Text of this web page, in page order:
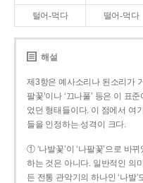
털어-먹다 떨어-먹다
해설
제3항은 예사소리나 된소리가
팔꽃’이나 ‘끄나풀’ 등은 이 표
었던 형태들이다. 이 점에서 여
들을 인정하는 성격이 크다.
① ‘나발꽃’이 ‘나팔꽃’으로 바
하는 것은 아니다. 일반적인 의
든 전통 관악기의 하나인 ‘나발